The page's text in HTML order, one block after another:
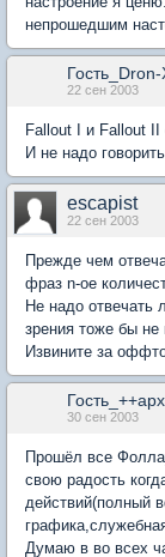
непрошедшим
22 сен 2003
Fallout I и Fallout
И не надо
escapist
22 сен 2003
Прежде чем
фраз n-ое
Не надо отвечать
зрения тоже бы не
Извините за
30 сен 2003
Прошёл все
свою радость
действий(полный
Думаю в во всех